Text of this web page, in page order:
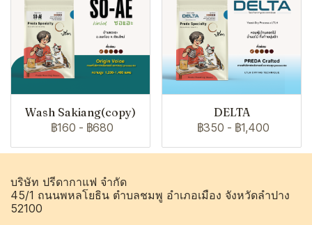
Wash Sakiang(copy)
฿160 - ฿680
DELTA
฿350 - ฿1,400
บริษัท ปรีดากาแฟ จำกัด
45/1 ถนนพหลโยธิน ตำบลชมพู อำเภอเมือง จังหวัดลำปาง
52100